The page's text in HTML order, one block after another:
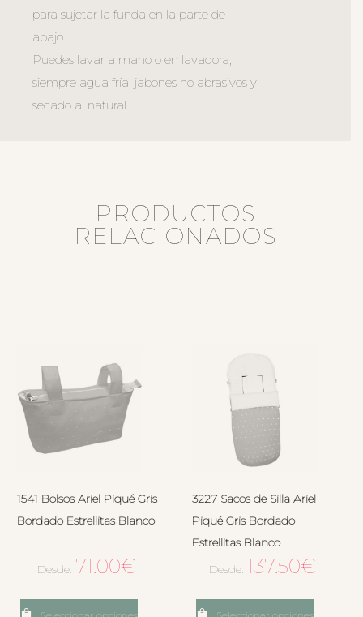
para sujetar la funda en la parte de
abajo.
Puedes lavar a mano o en lavadora,
siempre agua fría, jabones no abrasivos y
secado al natural.
PRODUCTOS
RELACIONADOS
1541 Bolsos Ariel Piqué Gris
Bordado Estrellitas Blanco
Desde: 71.00€
3227 Sacos de Silla Ariel
Piqué Gris Bordado
Estrellitas Blanco
Desde: 137.50€